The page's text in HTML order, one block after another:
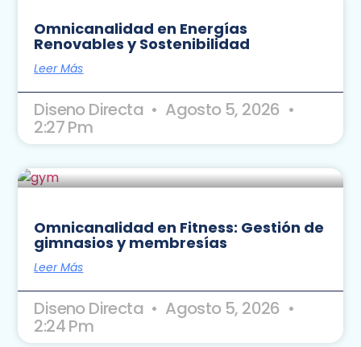
Omnicanalidad en Energías
Renovables y Sostenibilidad
Leer Más
Diseno Directa Agosto 5, 2026
2:27 Pm
Omnicanalidad en Fitness: Gestión de
gimnasios y membresías
Leer Más
Diseno Directa Agosto 5, 2026
2:24 Pm